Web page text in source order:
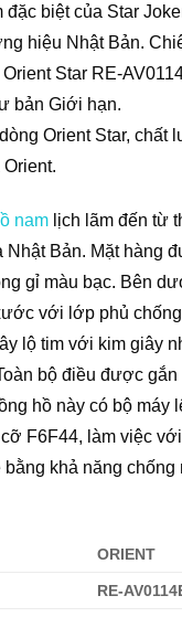
đặc biệt của Star
hiệu Nhật Bản.
Orient Star RE-
bản Giới hạn.
Orient Star, chất
nam lịch lãm đến từ
Nhật Bản. Mặt hàng
gỉ màu bạc. Bên
với lớp phủ
lộ tim với kim giây
bộ điều được gắn
hồ này có bộ máy
F6F44, làm việc
bằng khả năng
ORIENT
RE-